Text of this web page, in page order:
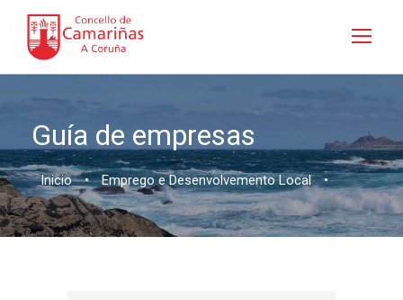
Guía de empresas
Inicio • Emprego e Desenvolvemento Local •